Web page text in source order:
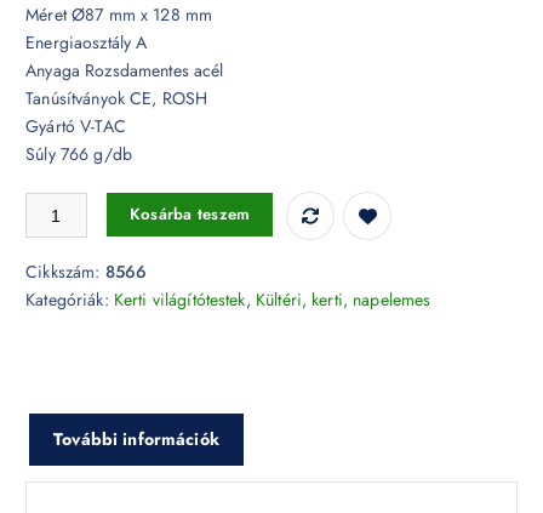
Méret Ø87 mm x 128 mm
Energiaosztály A
Anyaga Rozsdamentes acél
Tanúsítványok CE, ROSH
Gyártó V-TAC
Súly 766 g/db
MR16 foglalattal ellátott földbe süllyeszthető háromirányú világítás -
Kosárba teszem
Cikkszám: 8566
Kategóriák: Kerti világítótestek, Kültéri, kerti, napelemes
További információk